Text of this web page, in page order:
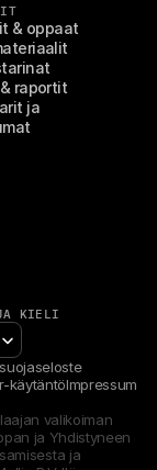
& oppaat
raportit
ja
KIELI
käytäntöImpressum
valikoiman
ja Yhdistyneen
ja